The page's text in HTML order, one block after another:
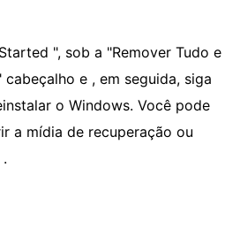
", sob a "Remover Tudo e
cabeçalho e , em seguida, siga
o Windows. Você pode
a mídia de recuperação ou